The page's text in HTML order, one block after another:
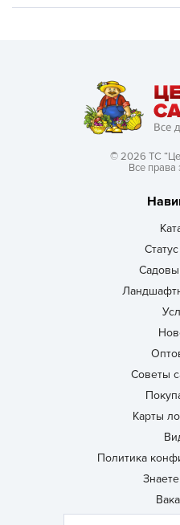
© 2026 ТС
Все
Советы
Карты
Политика